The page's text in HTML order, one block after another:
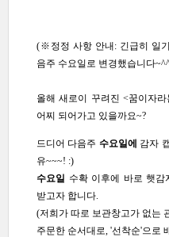
(※정정 사항 안내: 긴급히 일
음주 수요일로 변경했습니다
올해 새로이 꾸려진 <꿈이자
어찌 되어가고 있을까요~?
드디어 다음주 수요일에 감자
유~~~! :)
수요일 수확 이후에 바로 햇
받고자 합니다.
(저희가 따로 보관창고가 없는
주문한 순서대로, '선착순'으로